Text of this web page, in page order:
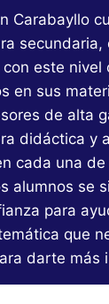
Carabayllo
secundaria,
este nivel
en sus
de alta
didáctica y
cada una
alumnos se
para
que
darte más